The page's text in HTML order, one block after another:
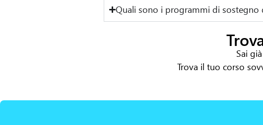
Quali sono i programmi di sostegno
Sai
Trova il tuo corso